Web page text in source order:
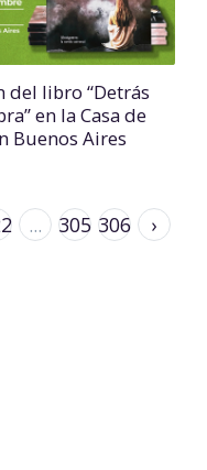
del libro “Detrás
en la Casa de
Buenos Aires
... 305 306 ›